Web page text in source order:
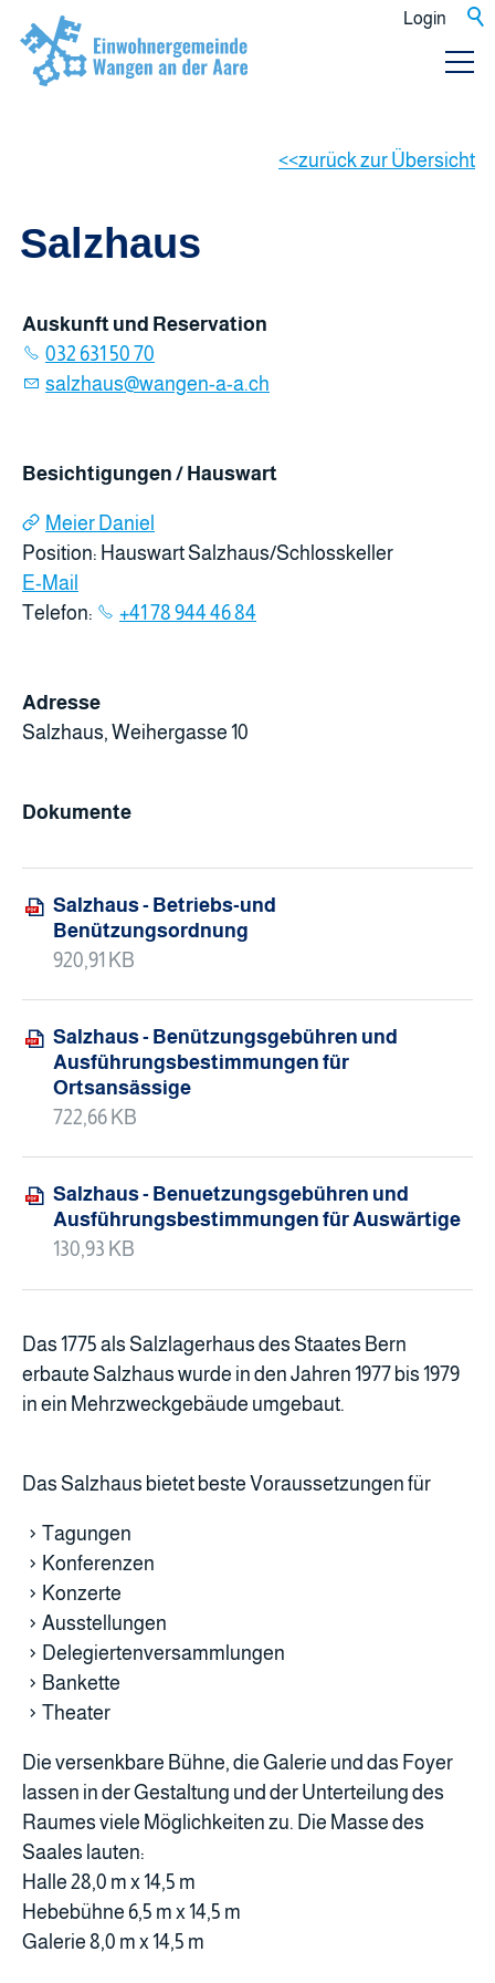
Login
zurück zur Übersicht
Salzhaus
Auskunft und Reservation
032 631 50 70
s
lzh s w ng n- - ch
Besichtigungen / Hauswart
Meier Daniel
Position: Hauswart Salzhaus/Schlosskeller
E-Mail
Telefon:
+41 78 944 46 84
Adresse
Salzhaus, Weihergasse 10
Dokumente
Salzhaus - Betriebs-und
Benützungsordnung
920,91 KB
Salzhaus - Benützungsgebühren und
Ausführungsbestimmungen für
Ortsansässige
722,66 KB
Salzhaus - Benuetzungsgebühren und
Ausführungsbestimmungen für Auswärtige
130,93 KB
Das 1775 als Salzlagerhaus des Staates Bern
erbaute Salzhaus wurde in den Jahren 1977 bis 1979
in ein Mehrzweckgebäude umgebaut.
Das Salzhaus bietet beste Voraussetzungen für
Tagungen
Konferenzen
Konzerte
Ausstellungen
Delegiertenversammlungen
Bankette
Theater
Die versenkbare Bühne, die Galerie und das Foyer
lassen in der Gestaltung und der Unterteilung des
Raumes viele Möglichkeiten zu. Die Masse des
Saales lauten:
Halle 28,0 m x 14,5 m
Hebebühne 6,5 m x 14,5 m
Galerie 8,0 m x 14,5 m